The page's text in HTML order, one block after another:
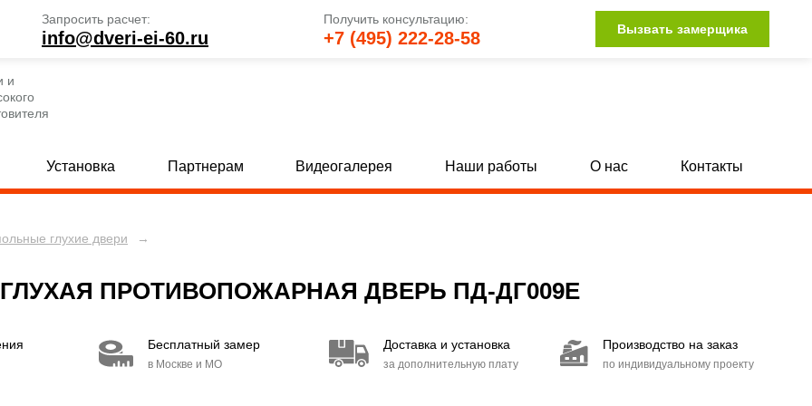
Запросить расчет:
info@dveri-ei-60.ru
Получить консультацию:
+7 (495) 222-28-58 Вызвать замерщика
и
глухие двери [69]
Двупольные двери со стеклом Двупольные глухие двери с МДФ
двери с МДФ и стеклом Двери с вентиляцией [49] Двери со стыковочным узлом
Установка Партнерам Видеогалерея Наши работы О нас Контакты
глухие двери →
ПРОТИВОПОЖАРНАЯ ДВЕРЬ ПД-ДГ009E
Бесплатный замер
в Москве и МО
Доставка и установка
за дополнительную плату
Производство на заказ
по индивидуальному проекту